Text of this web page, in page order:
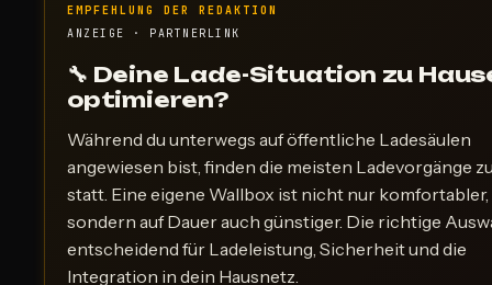
EMPFEHLUNG DER REDAKTION
ANZEIGE · PARTNERLINK
🔧 Deine Lade-Situation zu
optimieren?
Während du unterwegs auf öffentliche Ladesäulen
angewiesen bist, finden die meisten Ladevorgänge
statt. Eine eigene Wallbox ist nicht nur komfortabler,
sondern auf Dauer auch günstiger. Die richtige
entscheidend für Ladeleistung, Sicherheit und die
Integration in dein Hausnetz.